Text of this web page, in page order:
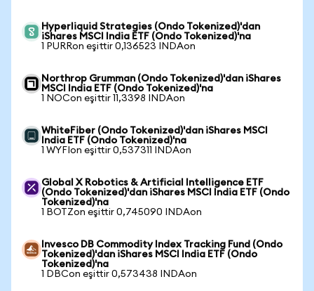
Hyperliquid Strategies (Ondo Tokenized)'dan
iShares MSCI India ETF (Ondo Tokenized)'na
1 PURRon eşittir 0,136523 INDAon
Northrop Grumman (Ondo Tokenized)'dan iShares
MSCI India ETF (Ondo Tokenized)'na
1 NOCon eşittir 11,3398 INDAon
WhiteFiber (Ondo Tokenized)'dan iShares MSCI
India ETF (Ondo Tokenized)'na
1 WYFIon eşittir 0,537311 INDAon
Global X Robotics & Artificial Intelligence ETF
(Ondo Tokenized)'dan iShares MSCI India ETF (Ondo
Tokenized)'na
1 BOTZon eşittir 0,745090 INDAon
Invesco DB Commodity Index Tracking Fund (Ondo
Tokenized)'dan iShares MSCI India ETF (Ondo
Tokenized)'na
1 DBCon eşittir 0,573438 INDAon